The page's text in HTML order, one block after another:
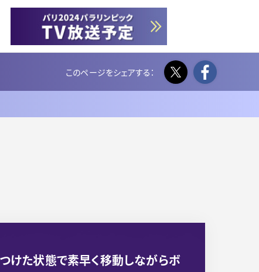
Twitter
けた状態で素早く移動しながらボ